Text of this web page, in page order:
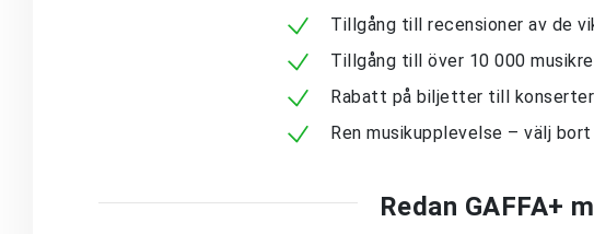
Tillgång till recensioner av de
Tillgång till över 10 000
Rabatt på biljetter till
Ren musikupplevelse – välj
Redan GAFFA+